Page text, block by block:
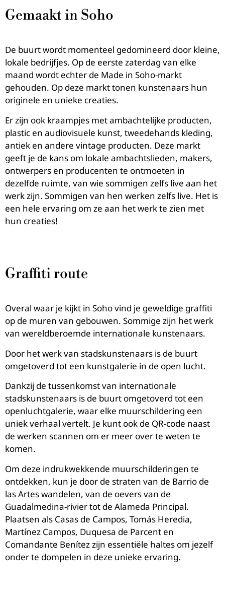
Gemaakt in Soho
De buurt wordt momenteel gedomineerd door kleine,
lokale bedrijfjes. Op de eerste zaterdag van elke
maand wordt echter de Made in Soho-markt
gehouden. Op deze markt tonen kunstenaars hun
originele en unieke creaties.
Er zijn ook kraampjes met ambachtelijke producten,
plastic en audiovisuele kunst, tweedehands kleding,
antiek en andere vintage producten. Deze markt
geeft je de kans om lokale ambachtslieden, makers,
ontwerpers en producenten te ontmoeten in
dezelfde ruimte, van wie sommigen zelfs live aan het
werk zijn. Sommigen van hen werken zelfs live. Het is
een hele ervaring om ze aan het werk te zien met
hun creaties!
Graffiti route
Overal waar je kijkt in Soho vind je geweldige graffiti
op de muren van gebouwen. Sommige zijn het werk
van wereldberoemde internationale kunstenaars.
Door het werk van stadskunstenaars is de buurt
omgetoverd tot een kunstgalerie in de open lucht.
Dankzij de tussenkomst van internationale
stadskunstenaars is de buurt omgetoverd tot een
openluchtgalerie, waar elke muurschildering een
uniek verhaal vertelt. Je kunt ook de QR-code naast
de werken scannen om er meer over te weten te
komen.
Om deze indrukwekkende muurschilderingen te
ontdekken, kun je door de straten van de Barrio de
las Artes wandelen, van de oevers van de
Guadalmedina-rivier tot de Alameda Principal.
Plaatsen als Casas de Campos, Tomás Heredia,
Martínez Campos, Duquesa de Parcent en
Comandante Benítez zijn essentiële haltes om jezelf
onder te dompelen in deze unieke ervaring.